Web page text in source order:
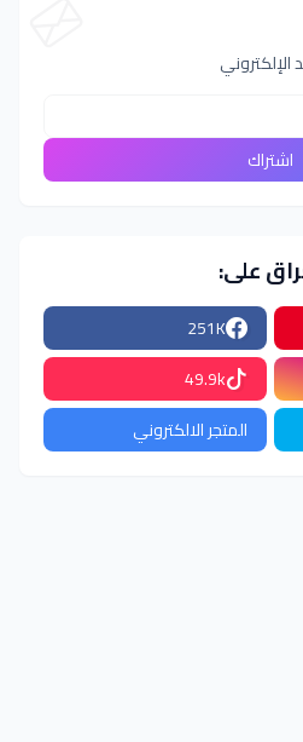
الإلكتروني
على:
251K
49.9k
المتجر الالكتروني